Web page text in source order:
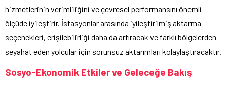
hizmetlerinin verimliliğini ve çevresel performansını önemli
ölçüde iyileştirir. İstasyonlar arasında iyileştirilmiş aktarma
seçenekleri, erişilebilirliği daha da artıracak ve farklı bölgelerden
seyahat eden yolcular için sorunsuz aktarımları kolaylaştıracaktır.
Sosyo-Ekonomik Etkiler ve Geleceğe Bakış